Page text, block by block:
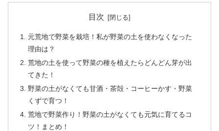
目次
元荒地で野菜を栽培！私が野菜の土を使わなくなった
理由は？
荒地の土を使って野菜の種を植えたらどんどん芽が出
てきた！
野菜の土がなくても甘酒・茶殻・コーヒーかす・野菜
くずで育つ！
荒地で野菜作り！野菜の土がなくても元気に育てるコ
ツ！まとめ！